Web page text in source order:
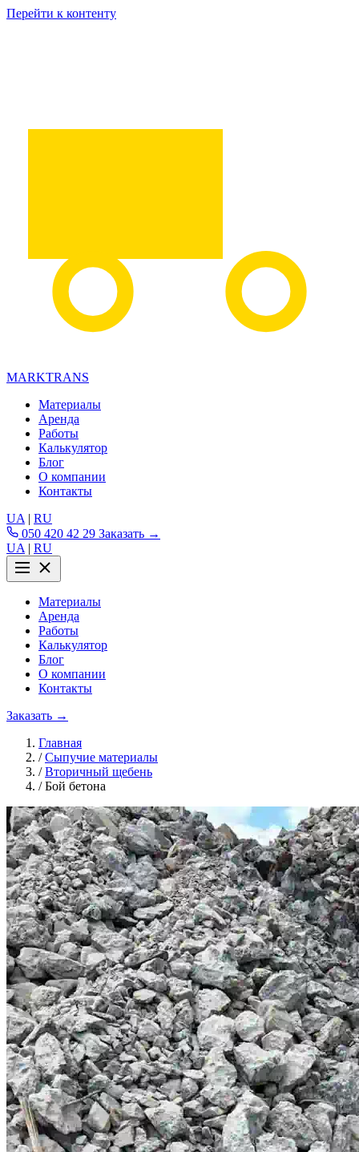
Перейти к контенту
MARKTRANS
Материалы
Аренда
Работы
Калькулятор
Блог
О компании
Контакты
UA | RU
050 420 42 29 Заказать →
UA | RU
Материалы
Аренда
Работы
Калькулятор
Блог
О компании
Контакты
Заказать →
Главная
/ Сыпучие материалы
/ Вторичный щебень
/ Бой бетона